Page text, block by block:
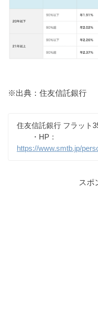
※出典：住友信託銀行
住友信託銀行 フラット
・HP：
https://www.smtb.jp/
スポ